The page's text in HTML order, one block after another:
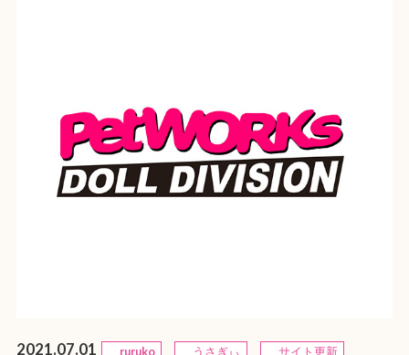
2021.07.01 ruruko うさぎぃ サイト更新